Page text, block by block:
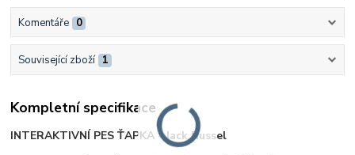
Komentáře 0
Související zboží 1
Kompletní specifikace
INTERAKTIVNÍ PES ŤAPKA - Jack Russel